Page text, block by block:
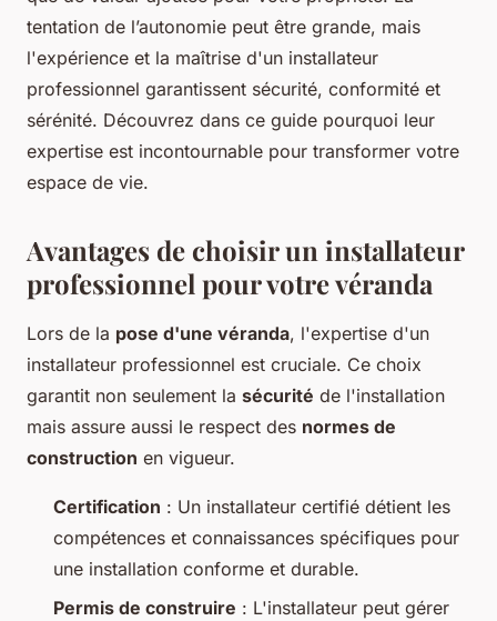
tentation de l’autonomie peut être grande, mais
l'expérience et la maîtrise d'un installateur
professionnel garantissent sécurité, conformité et
sérénité. Découvrez dans ce guide pourquoi leur
expertise est incontournable pour transformer votre
espace de vie.
Avantages de choisir un installateur
professionnel pour votre véranda
Lors de la pose d'une véranda, l'expertise d'un
installateur professionnel est cruciale. Ce choix
garantit non seulement la sécurité de l'installation
mais assure aussi le respect des normes de
construction en vigueur.
Certification : Un installateur certifié détient les
compétences et connaissances spécifiques pour
une installation conforme et durable.
Permis de construire : L'installateur peut gérer